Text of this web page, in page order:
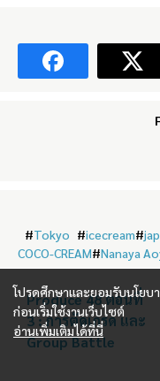
#Tokyo #icecream#
COCO-CREAM#Nanaya
Produce 48 ตอนที่
3 : การตัดเกรด และ
Group Battle
โปรดศึกษาและยอมรับนโยบ
ก่อนเริ่มใช้งานเว็บไซต์
อ่านเพิ่มเติมได้ที่นี่